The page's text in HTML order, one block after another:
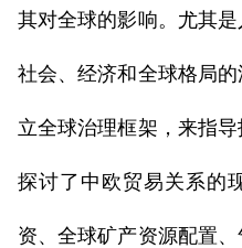
其对全球的影响。尤其
社会、经济和全球格局
立全球治理框架，来指
探讨了中欧贸易关系的
资、全球矿产资源配置